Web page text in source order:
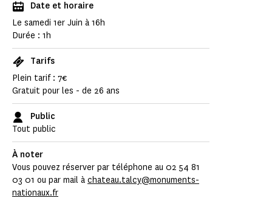
Date et horaire
Le samedi 1er Juin à 16h
Durée : 1h
Tarifs
Plein tarif : 7€
Gratuit pour les - de 26 ans
Public
Tout public
À noter
Vous pouvez réserver par téléphone au 02 54 81
03 01 ou par mail à chateau.talcy@monuments-
nationaux.fr